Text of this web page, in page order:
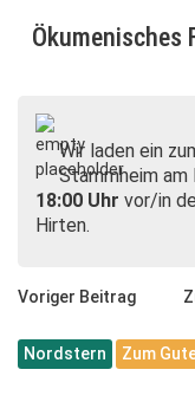
Ökumenisches
Wir laden ein
Stammheim am
18:00 Uhr vor/in
Hirten.
Voriger Beitrag
Nordstern Zum